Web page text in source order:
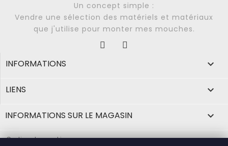
Un concept simple :
Vendre une sélection des matériels et matériaux
que j'utilise pour monter mes mouches.
Facebook
INFORMATIONS 
LIENS 
INFORMATIONS SUR LE MAGASIN 
Gestion des cookies